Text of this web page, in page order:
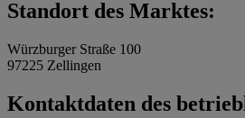
Standort des Marktes:
Würzburger Straße 100
97225 Zellingen
Kontaktdaten des